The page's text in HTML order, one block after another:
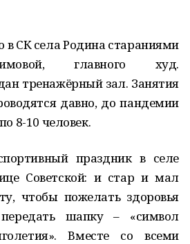
в СК села Родина стараниями
главного худ.
тренажёрный зал. Занятия
давно, до пандемии
8-10 человек.
праздник в селе
Советской: и стар и мал
чтобы пожелать здоровья
шапку – «символ
Вместе со всеми